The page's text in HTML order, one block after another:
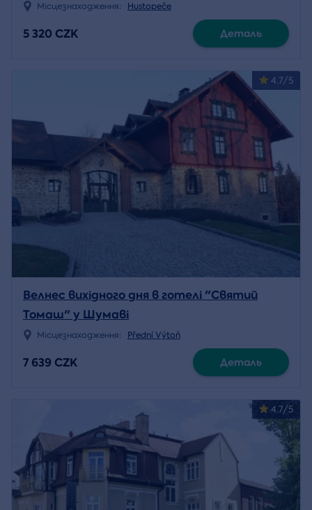
Місцезнаходження: Hustopeče
5 320 CZK Деталь
4.7/5
Велнес вихідного дня в готелі "Святий
Томаш" у Шумаві
Місцезнаходження: Přední Výtoň
7 639 CZK Деталь
4.7/5